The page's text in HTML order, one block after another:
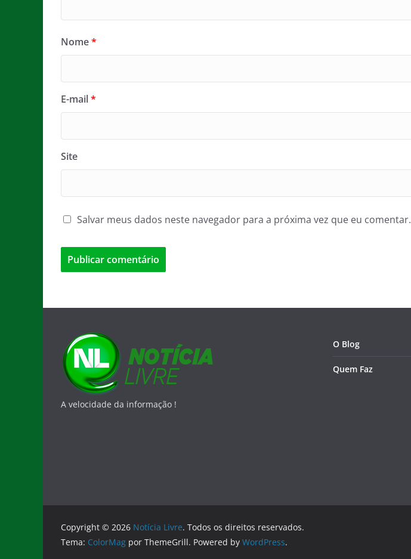
Nome*
E-mail*
Site
Salvar meus dados neste navegador para a próxima vez que eu comentar.
A velocidade da informação !
O Blog
Quem Faz
Copyright © 2026 Notícia Livre. Todos os direitos reservados.
Tema: ColorMag por ThemeGrill. Powered by WordPress.